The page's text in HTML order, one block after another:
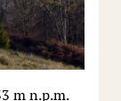
m n.p.m.